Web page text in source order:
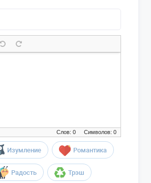
Символов: 0
Слов: 0
Изумление Романтика
Радость Трэш